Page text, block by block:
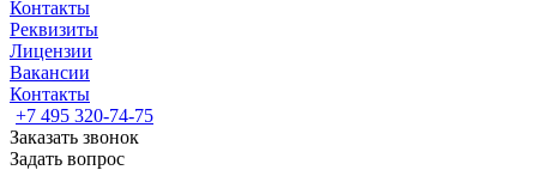
Контакты
Реквизиты
Лицензии
Вакансии
Контакты
+7 495 320-74-75
Заказать звонок
Задать вопрос